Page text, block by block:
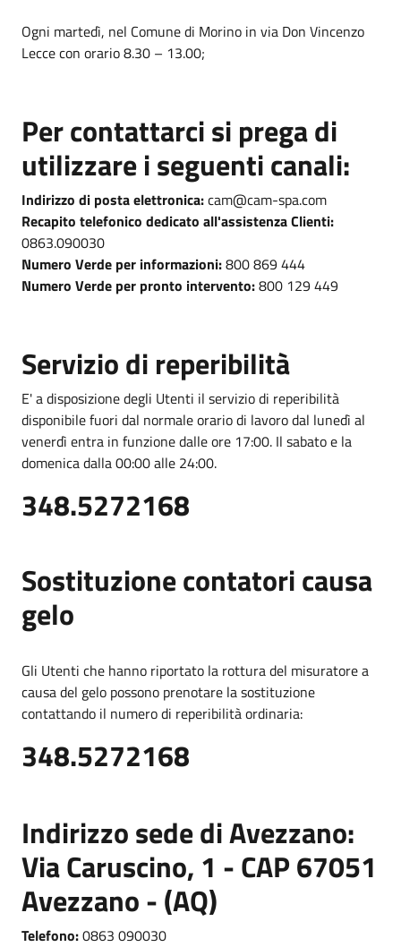
Ogni martedì, nel Comune di Morino in via Don Vincenzo
Lecce con orario 8.30 – 13.00;
Per contattarci si prega di
utilizzare i seguenti canali:
Indirizzo di posta elettronica:cam@cam-spa.com
Recapito telefonico dedicato all'assistenza Clienti:
0863.090030
Numero Verde per informazioni:800 869 444
Numero Verde per pronto intervento:800 129 449
Servizio di reperibilità
E' a disposizione degli Utenti il servizio di reperibilità
disponibile fuori dal normale orario di lavoro dal lunedì al
venerdì entra in funzione dalle ore 17:00. Il sabato e la
domenica dalla 00:00 alle 24:00.
348.5272168
Sostituzione contatori causa
gelo
Gli Utenti che hanno riportato la rottura del misuratore a
causa del gelo possono prenotare la sostituzione
contattando il numero di reperibilità ordinaria:
348.5272168
Indirizzo sede di Avezzano:
Via Caruscino, 1 - CAP 67051
Avezzano - (AQ)
Telefono:0863 090030